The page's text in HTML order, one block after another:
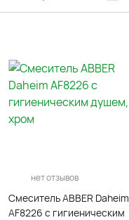
нет отзывов
Смеситель ABBER Daheim
AF8226 с гигиеническим